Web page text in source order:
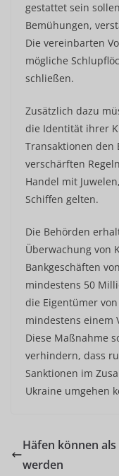
gestattet sein
Bemühungen,
Die vereinbarten
mögliche
schließen.
Zusätzlich dazu
die Identität ihrer
Transaktionen den
verschärften
Handel mit
Schiffen gelten.
Die Behörden
Überwachung von
Bankgeschäften
mindestens 50
die Eigentümer
mindestens einem
Diese Maßnahme
verhindern, dass
Sanktionen im
Ukraine umgehen
Häfen können
werden